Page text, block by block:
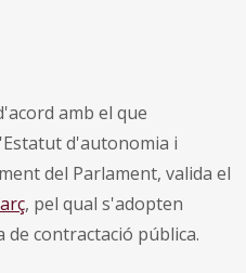
amb el que
d'autonomia i
del Parlament, valida el
, pel qual s'adopten
contractació pública.